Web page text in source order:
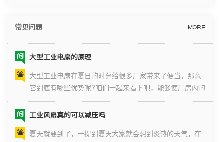
MORE
常见问题活跃在历史舞台上。人们经常在仓储物流、车间厂房、货
话题。 一、看用料 品质好的大型工业吊扇用材讲
究、坚实耐用，主机、扇叶、外部...
它到底有哪些优势呢?咱们一起来看下吧，能够使厂房内的
温度下降，通 风状况也能够得到改进，还能够进步工作效
理摆放的空间。 并且受风的规模也比较广，转速也比
较低，环保，节点功能又好...
夏天的时候炎热的天气，又碰到了忙碌的工作，就导致了